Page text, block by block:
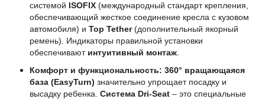
системой ISOFIX (международный стандарт крепления,
обеспечивающий жесткое соединение кресла с кузовом
автомобиля) и Top Tether(дополнительный якорный
ремень). Индикаторы правильной установки
обеспечивают интуитивный монтаж
Комфорт и функциональность: 360° вращающаяся
база (EasyTurn) значительно упрощает посадку и
высадку ребенка. Система Dri-Seat – это специальные